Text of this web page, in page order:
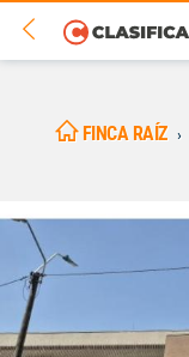
FINCA RAÍZ